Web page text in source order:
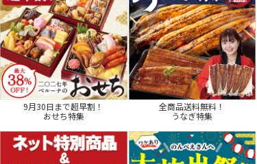
9月30日まで超早割！
おせち特集
全商品送料無料！
うなぎ特集